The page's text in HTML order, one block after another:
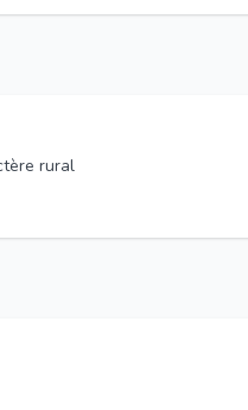
rural